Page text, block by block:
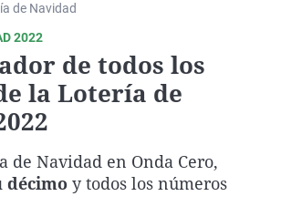
de Navidad
2022
de todos los
la Lotería de
de Navidad en Onda Cero,
décimo y todos los números